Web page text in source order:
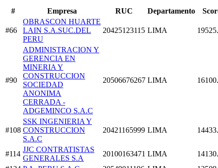
# Empresa RUC Departamento
#66
OBRASCON HUARTE
LAIN S.A.SUC.DEL
PERU
20425123115 LIMA
#90
ADMINISTRACION Y
GERENCIA EN
MINERIA Y
CONSTRUCCION
SOCIEDAD
ANONIMA
CERRADA -
ADGEMINCO S.A.C
20506676267 LIMA
#108
SSK INGENIERIA Y
CONSTRUCCION
S.A.C
20421165999 LIMA
#114
JJC CONTRATISTAS
GENERALES S.A
20100163471 LIMA